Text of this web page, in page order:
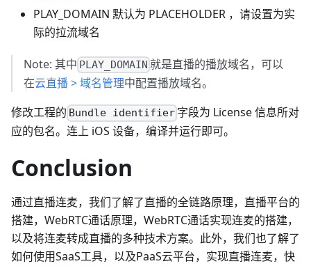
PLAY_DOMAIN 默认为 PLACEHOLDER ，请设置为实
际的拉流域名
Note: 其中 PLAY_DOMAIN 就是直播的播放域名，可以
在云直播 > 域名管理中配置播放域名。
修改工程的 Bundle identifier 字段为 License 信息所对
应的包名。连上 iOS 设备，编译并运行即可。
Conclusion
通过直播连麦，我们了解了直播的全链路原理，直播平台的
搭建，WebRTC通话原理，WebRTC通话实现连麦的搭建，
以及将连麦转成直播的多种技术方案。此外，我们也了解了
如何使用SaaS工具，以及PaaS云平台，实现直播连麦，快